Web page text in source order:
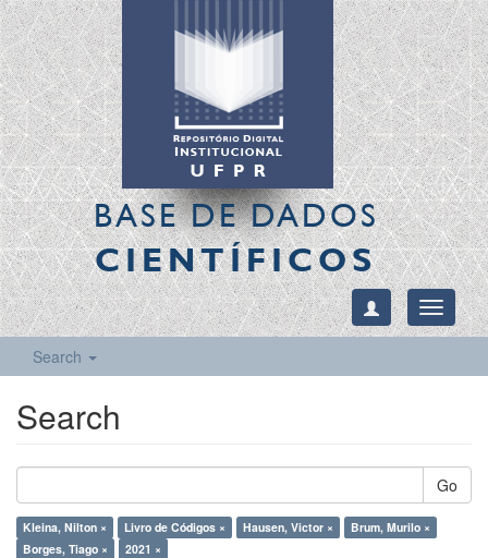
BASE DE DADOS
CIENTÍFICOS
Toggle
Search
Search
Go
Kleina, Nilton × Livro de Códigos × Hausen, Victor ×
Brum, Murilo ×
Borges, Tiago ×
2021 ×